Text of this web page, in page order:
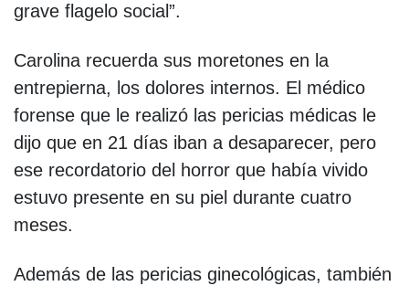
grave flagelo social”.
Carolina recuerda sus moretones en la
entrepierna, los dolores internos. El médico
forense que le realizó las pericias médicas le
dijo que en 21 días iban a desaparecer, pero
ese recordatorio del horror que había vivido
estuvo presente en su piel durante cuatro
meses.
Además de las pericias ginecológicas, también